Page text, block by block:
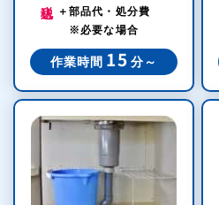
＋部品代・処分費
※必要な場合
作業時間 15 分～